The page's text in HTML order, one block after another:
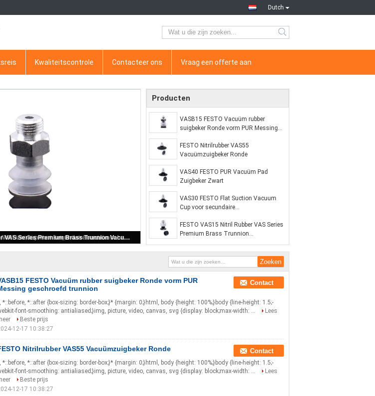
Dutch
Kwaliteitscontrole Contacteer ons Vraag een offerte aan
VASB15 FESTO Vacuüm rubber suigbeker Ronde vorm PUR Messing geschroefd trunnion
VAS55 Vacuümzuigbeker Ronde
PUR Vacuüm Pad Zuigbeker Zwart VAS30 FESTO Flat Suction Vacuum Cup voor secundaire vacuümbehandeling
FESTO VAS15 Nitril Rubber VAS Series Premium Brass Trunnion Vacuümzuigbeker Voor Industrieel Gebruik
Producten
VASB15 FESTO Vacuüm rubber
suigbeker Ronde vorm PUR Messing
FESTO Nitrilrubber VAS55
Vacuümzuigbeker Ronde
VAS40 FESTO PUR Vacuüm Pad
Zuigbeker Zwart
VAS30 FESTO Flat Suction Vacuum
Cup voor secundaire
FESTO VAS15 Nitril Rubber VAS Series
Premium Brass Trunnion
Gebruik
FESTO Vacuüm rubber suigbeker Ronde vorm PUR
geschroefd trunnion
Contact
*::before, *::after {box-sizing: border-box;}* {margin: 0;}html, body {height: 100%;}body {line-height: 1.5;-
font-smoothing: antialiased;}img, picture, video, canvas, svg {display: block;max-width: ...
Lees
Beste prijs
12-17 10:38:27
Nitrilrubber VAS55 Vacuümzuigbeker Ronde Contact
*::before, *::after {box-sizing: border-box;}* {margin: 0;}html, body {height: 100%;}body {line-height: 1.5;-
font-smoothing: antialiased;}img, picture, video, canvas, svg {display: block;max-width: ...
Lees
Beste prijs
12-17 10:38:27